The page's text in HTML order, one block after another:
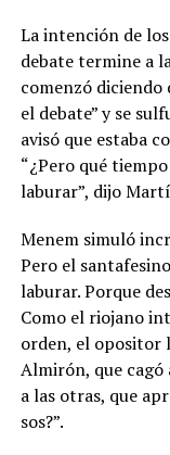
La intención de
debate termine a
comenzó
el debate” y se
avisó que estaba
“¿Pero qué
laburar”, dijo
Menem simuló
Pero el
laburar. Porque
Como el riojano
orden, el opositor
Almirón, que
a las otras, que
sos?”.